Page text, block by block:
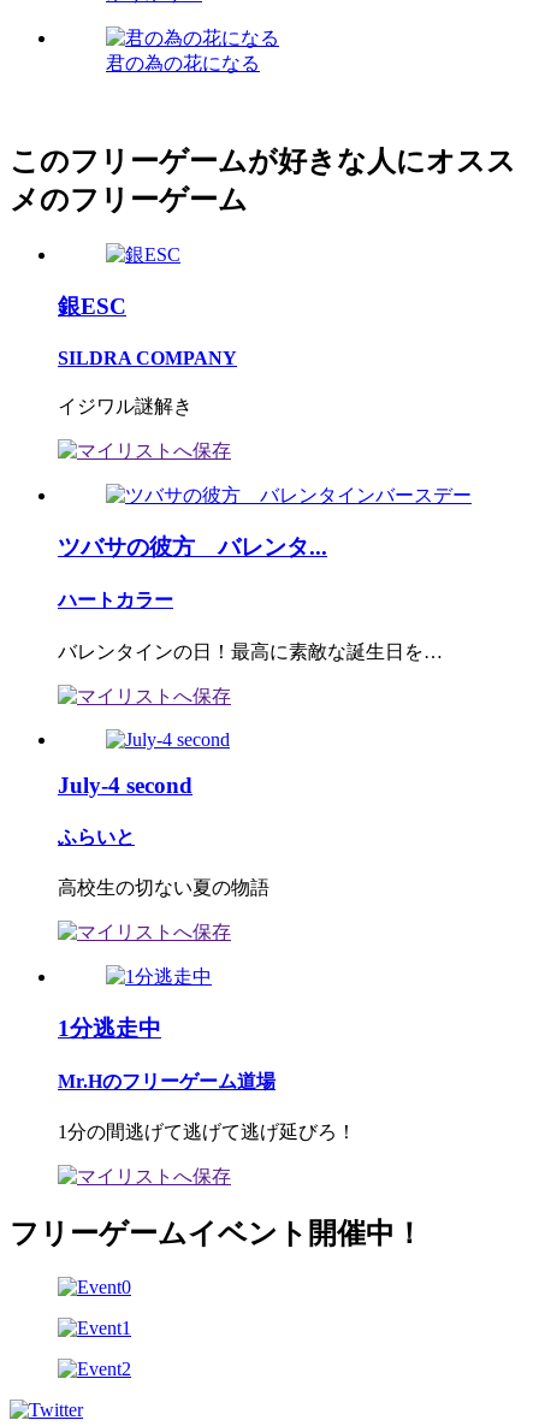
君の為の花になる
このフリーゲームが好きな人にオスス
メのフリーゲーム
銀ESC
SILDRA COMPANY
イジワル謎解き
ツバサの彼方 バレンタ...
ハートカラー
バレンタインの日！最高に素敵な誕生日を…
July-4 second
ふらいと
高校生の切ない夏の物語
1分逃走中
Mr.Hのフリーゲーム道場
1分の間逃げて逃げて逃げ延びろ！
フリーゲームイベント開催中！